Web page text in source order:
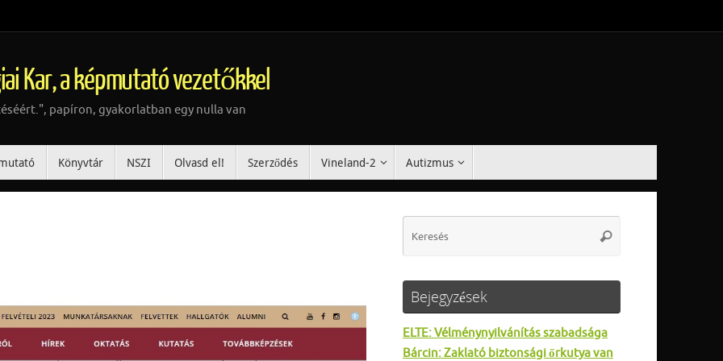
Kar, a képmutató vezetőkkel
papíron, gyakorlatban egy nulla van
Könyvtár NSZI Olvasd el! Szerződés Vineland-2 Autizmus
Keresés
Bejegyzések
ELTE: Vélménynyilvánítás szabadsága
Bárcin: Zaklató biztonsági őrkutya van